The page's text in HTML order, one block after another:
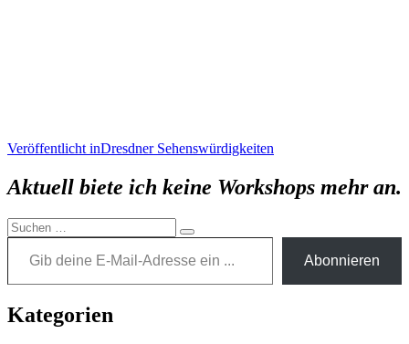
Beitragsnavigation
Veröffentlicht inDresdner Sehenswürdigkeiten
Aktuell biete ich keine Workshops mehr an.
Suchen
nach:
Suchen
Gib deine E-Mail-Adresse ein ...
Abonnieren
Kategorien